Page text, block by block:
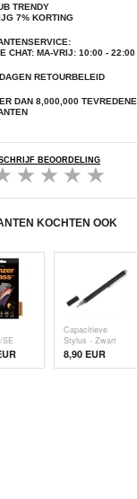
TRENDY
7% KORTING
CHAT: MA-VRIJ: 10:00 - 22:00
RETOURBELEID
DAN 8,000,000 TEVREDENE
BEOORDELING
KOCHTEN OOK
SE
(
Capacitieve
Stylus - Zwart
8,90 EUR